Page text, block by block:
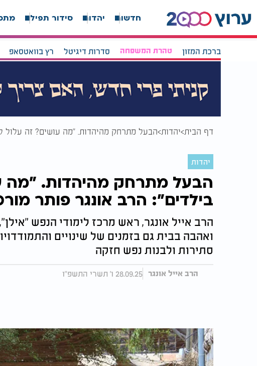
חדשות יהדות סידור תפילה
ברכת המזון טהרת המשפחה סדרות דיגיטל רץ בוואטסאפ
דף הבית יהדות הבעל מתרחק מהיהדות. "מה עושים? זה עלול
יהדות
הבעל מתרחק מהיהדות. "מה
בילדים": הרב אונגר פותר
הרב אייל אונגר, ראש מרכז לימודי הנפש
ואהבה בבית גם בזמנים של שינויים
סתירות ולבנות נפש חזקה
הרב אייל אונגר 28.09.25 ו' תשרי התשפ"ו